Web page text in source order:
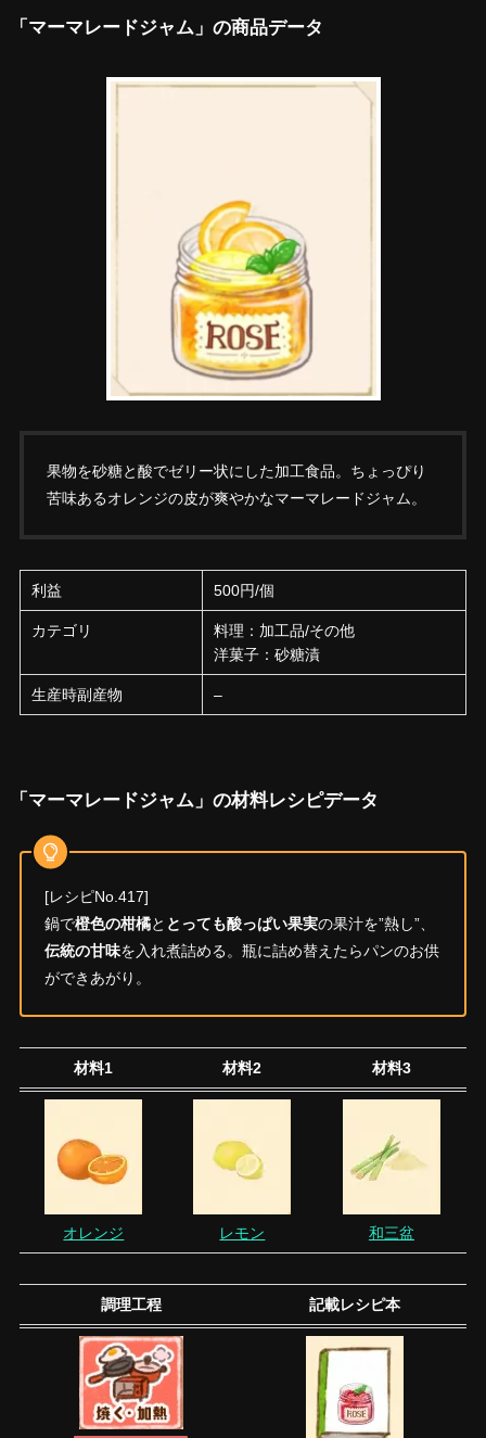
「マーマレードジャム」の商品データ
果物を砂糖と酸でゼリー状にした加工食品。ちょっぴり
苦味あるオレンジの皮が爽やかなマーマレードジャム。
利益 500円/個
カテゴリ
料理：加工品/その他
洋菓子：砂糖漬
生産時副産物 –
「マーマレードジャム」の材料レシピデータ
[レシピNo.417]
鍋で橙色の柑橘と とっても酸っぱい果実の果汁を”熱し”、
伝統の甘味を入れ煮詰める。瓶に詰め替えたらパンのお供
ができあがり。
材料1 材料2 材料3
オレンジ レモン 和三盆
調理工程 記載レシピ本